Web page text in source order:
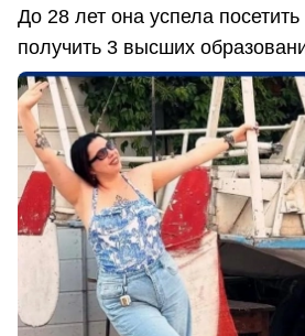
До 28 лет она успела посетить
получить 3 высших